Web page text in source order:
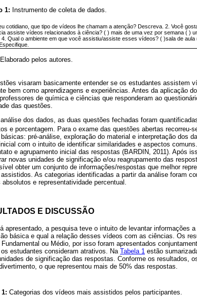
1: Instrumento de coleta de dados.
cotidiano, que tipo de vídeos lhe chamam a atenção? Descreva. 2. Você
assiste vídeos relacionados à ciência? ( ) mais de uma vez por semana ( )
4. Qual o ambiente em que você assistiu/assiste esses vídeos? ( )sala de
pelos autores.
visaram basicamente entender se os estudantes assistem
bem como aprendizagens e experiências. Antes da aplicação
de química e ciências que responderam ao
das questões.
dos dados, as duas questões fechadas foram
e porcentagem. Para o exame das questões abertas recorreu-
pré-análise, exploração do material e interpretação dos
com o intuito de identificar similaridades e aspectos
e agrupamento inicial das respostas (BARDIN, 2011). Após
novas unidades de significação e/ou reagrupamento das
obter um conjunto de informações/respostas que melhor
As categorias identificadas a partir da análise foram
absolutos e representatividade percentual.
E DISCUSSÃO
apresentado, a pesquisa teve o intuito de levantar informações
básica e qual a relação desses vídeos com as ciências. Os
Fundamental ou Médio, por isso foram apresentados
estudantes consideram atrativos. Na Tabela 1 estão
de significação das respostas. Conforme os resultados,
o que representou mais de 50% das respostas.
Categorias dos vídeos mais assistidos pelos participantes.